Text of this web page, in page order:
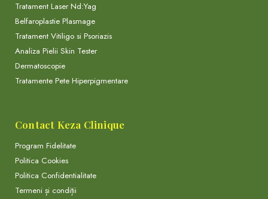
Tratament Laser Nd:Yag
Belfaroplastie Plasmage
Tratament Vitiligo si Psoriazis
Analiza Pielii Skin Tester
Dermatoscopie
Tratamente Pete Hiperpigmentare
Contact Keza Clinique
Program Fidelitate
Politica Cookies
Politica Confidentialitate
Termeni și condiții